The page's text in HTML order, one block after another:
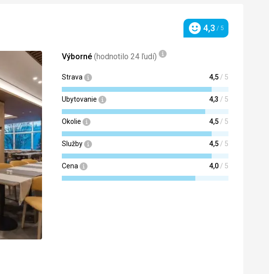
Hodnotenie
4,3 / 5
Výborné (hodnotilo 24 ľudí)
Strava 4,5/ 5
Ubytovanie 4,3 / 5
Okolie 4,5/ 5
Služby 4,5/ 5
Cena 4,0/ 5